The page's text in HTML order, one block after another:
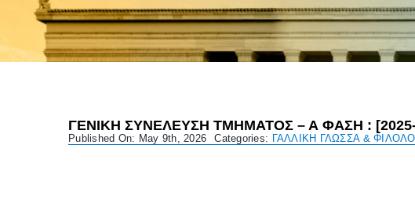
ΓΕΝΙΚΗ ΣΥΝΕΛΕΥΣΗ ΤΜΗΜΑΤΟΣ – Α ΦΑΣΗ : [2025-
Published On: May 9th, 2026 Categories: ΓΑΛΛΙΚΗ ΓΛΩΣΣΑ &